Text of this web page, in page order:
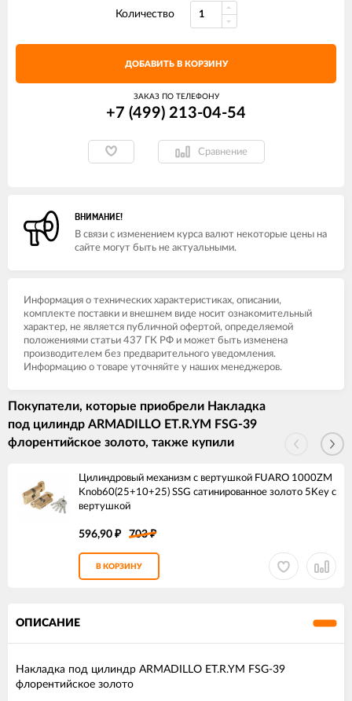
Количество
ДОБАВИТЬ В КОРЗИНУ
ЗАКАЗ ПО ТЕЛЕФОНУ
+7 (499) 213-04-54​
Сравнение
ВНИМАНИЕ!
В связи с изменением курса валют некоторые цены на
сайте могут быть не актуальными.
Информация о технических характеристиках, описании,
комплекте поставки и внешнем виде носит ознакомительный
характер, не является публичной офертой, определяемой
положениями статьи 437 ГК РФ и может быть изменена
производителем без предварительного уведомления.
Информацию о товаре уточняйте у наших менеджеров.
Покупатели, которые приобрели Накладка
под цилиндр ARMADILLO ET.R.YM FSG-39
флорентийское золото, также купили
Цилиндровый механизм с вертушкой FUARO 1000ZM
Knob60(25+10+25) SSG сатинированное золото 5Key с
вертушкой
596,90 ₽ 703₽
В КОРЗИНУ
ОПИСАНИЕ
Накладка под цилиндр ARMADILLO ET.R.YM FSG-39
флорентийское золото